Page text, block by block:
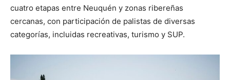
cuatro etapas entre Neuquén y zonas ribereñas
cercanas, con participación de palistas de diversas
categorías, incluidas recreativas, turismo y SUP.